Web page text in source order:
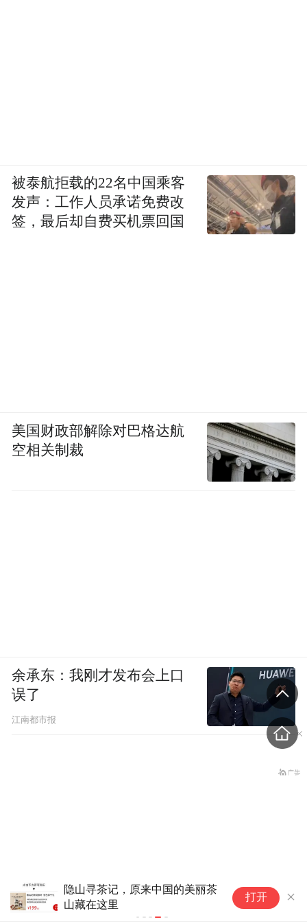
隐山寻茶记，原来中国的美丽茶
山藏在这里
打开
被泰航拒载的22名中国乘客
发声：工作人员承诺免费改
签，最后却自费买机票回国
美国财政部解除对巴格达航
空相关制裁
余承东：我刚才发布会上口
误了
江南都市报